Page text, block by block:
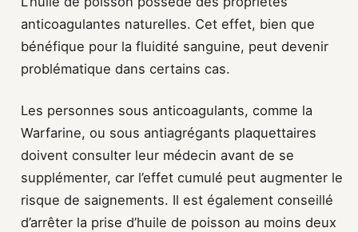
anticoagulantes naturelles. Cet effet, bien que
bénéfique pour la fluidité sanguine, peut devenir
problématique dans certains cas.
Les personnes sous anticoagulants, comme la
Warfarine, ou sous antiagrégants plaquettaires
doivent consulter leur médecin avant de se
supplémenter, car l’effet cumulé peut augmenter le
risque de saignements. Il est également conseillé
d’arrêter la prise d’huile de poisson au moins deux